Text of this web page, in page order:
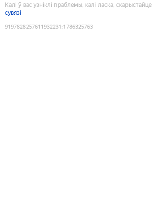
Калі ў вас узніклі праблемы, калі ласка, скарыстайце
сувязі
9197828257611932231 :1786325763